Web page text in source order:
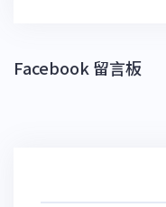
Facebook 留言板